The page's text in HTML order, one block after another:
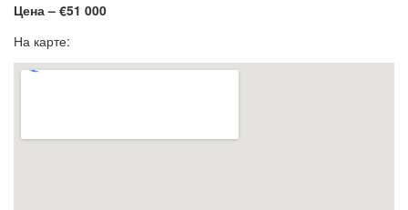
Цена – €51 000
На карте: